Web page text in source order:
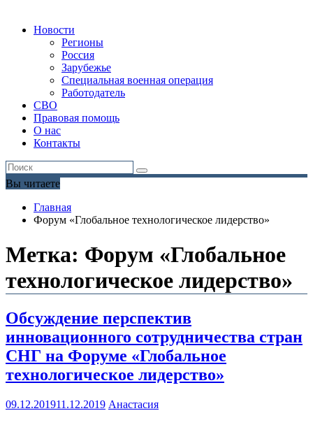
Новости
Регионы
Россия
Зарубежье
Специальная военная операция
Работодатель
СВО
Правовая помощь
О нас
Контакты
Вы читаете
Главная
Форум «Глобальное технологическое лидерство»
Метка: Форум «Глобальное
технологическое лидерство»
Обсуждение перспектив
инновационного сотрудничества стран
СНГ на Форуме «Глобальное
технологическое лидерство»
09.12.201911.12.2019 Анастасия